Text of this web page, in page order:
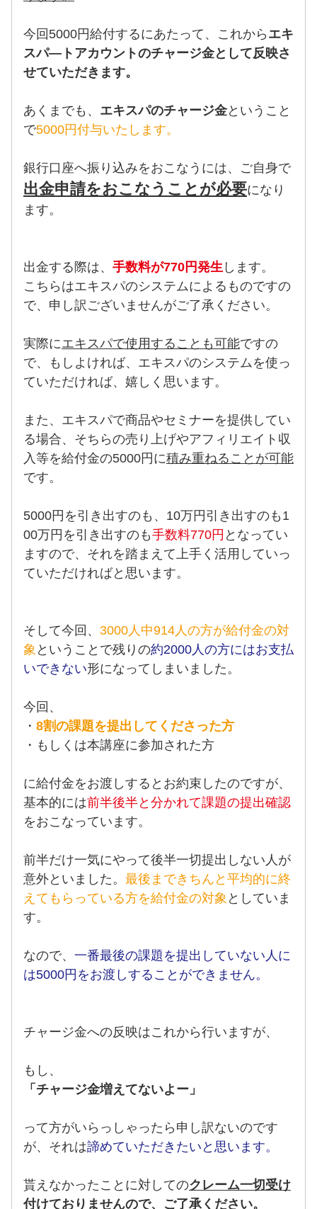
今回5000円給付するにあたって、これから エキ
スパ―トアカウントのチャージ金として反映さ
せていただきます。
あくまでも、 エキスパのチャージ金ということ
で5000円付与いたします。
銀行口座へ振り込みをおこなうには、ご自身で
出金申請をおこなうことが必要になり
ます。
出金する際は、 手数料が770円発生 します。
こちらはエキスパのシステムによるものですの
で、申し訳ございませんがご了承ください。
実際にエキスパで使用することも可能ですの
で、もしよければ、エキスパのシステムを使っ
ていただければ、嬉しく思います。
また、エキスパで商品やセミナーを提供してい
る場合、そちらの売り上げやアフィリエイト収
入等を給付金の5000円に積み重ねることが可能
です。
5000円を引き出すのも、10万円引き出すのも1
00万円を引き出すのも手数料770円 となってい
ますので、それを踏まえて上手く活用していっ
ていただければと思います。
そして今回、 3000人中914人の方が給付金の対
象 ということで残りの約2000人の方にはお支払
いできない形になってしまいました。
今回、
・ 8割の課題を提出してくださった方
・もしくは本講座に参加された方
に給付金をお渡しするとお約束したのですが、
基本的には前半後半と分かれて課題の提出確認
をおこなっています。
前半だけ一気にやって後半一切提出しない人が
意外といました。 最後まできちんと平均的に終
えてもらっている方を給付金の対象 としていま
す。
なので、 一番最後の課題を提出していない人に
は5000円をお渡しすることができません。
チャージ金への反映はこれから行いますが、
もし、
「チャージ金増えてないよー」
って方がいらっしゃったら申し訳ないのです
が、それは諦めていただきたいと思います。
貰えなかったことに対してのクレーム一切受け
付けておりませんので、ご了承ください。